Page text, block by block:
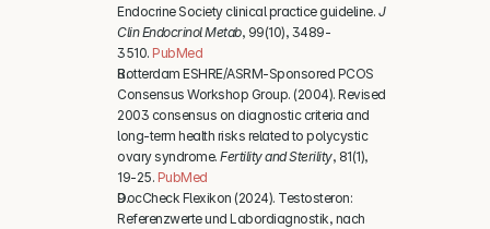
Endocrine Society clinical practice guideline. J
Clin Endocrinol Metab, 99(10), 3489-
3510. PubMed
Rotterdam ESHRE/ASRM-Sponsored PCOS
Consensus Workshop Group. (2004). Revised
2003 consensus on diagnostic criteria and
long-term health risks related to polycystic
ovary syndrome. Fertility and Sterility, 81(1),
19-25. PubMed
DocCheck Flexikon (2024). Testosteron:
Referenzwerte und Labordiagnostik, nach